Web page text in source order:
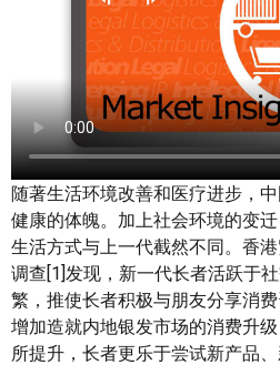
随著生活环境改善和医疗进步，
健康的体魄。加上社会环境的变
生活方式与上一代截然不同。香
调查[1]发现，新一代长者活跃于
繁，推使长者积极与朋友分享消
增加造就内地银发市场的消费升
所提升，长者更乐于尝试新产品、